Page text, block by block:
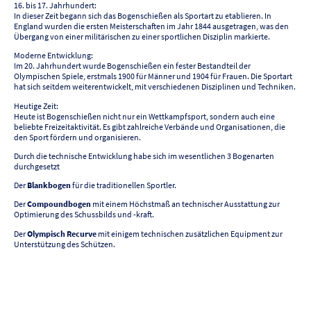
16. bis 17. Jahrhundert:
In dieser Zeit begann sich das Bogenschießen als Sportart zu etablieren. In
England wurden die ersten Meisterschaften im Jahr 1844 ausgetragen, was den
Übergang von einer militärischen zu einer sportlichen Disziplin markierte.
Moderne Entwicklung:
Im 20. Jahrhundert wurde Bogenschießen ein fester Bestandteil der
Olympischen Spiele, erstmals 1900 für Männer und 1904 für Frauen. Die Sportart
hat sich seitdem weiterentwickelt, mit verschiedenen Disziplinen und Techniken.
Heutige Zeit:
Heute ist Bogenschießen nicht nur ein Wettkampfsport, sondern auch eine
beliebte Freizeitaktivität. Es gibt zahlreiche Verbände und Organisationen, die
den Sport fördern und organisieren.
Durch die technische Entwicklung habe sich im wesentlichen 3 Bogenarten
durchgesetzt
DerBlankbogenfür die traditionellen Sportler.
DerCompoundbogen mit einem Höchstmaß an technischer Ausstattung zur
Optimierung des Schussbilds und -kraft.
DerOlympisch Recurve mit einigem technischen zusätzlichen Equipment zur
Unterstützung des Schützen.